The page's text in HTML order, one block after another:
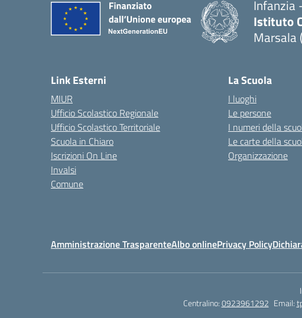
Infanzia
Istituto
Marsala
Link Esterni
MIUR
Ufficio Scolastico Regionale
Ufficio Scolastico Territoriale
Scuola in Chiaro
Iscrizioni On Line
Invalsi
Comune
La Scuola
I luoghi
Le persone
I numeri della
Le carte della
Organizzazione
Amministrazione TrasparenteAlbo onlinePrivacy Policy
Centralino:0923961292 Email: